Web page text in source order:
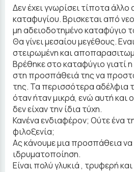
Δεν έχει γνωρίσει τίποτα άλλο
καταφυγίου. Βρισκεται από
μη αδειοδοτημένο καταφύγιο
Θα γίνει μεσαίου μεγέθους.
στειρωμένη και
Βρέθηκε στο καταφύγιο γιατί
στη προσπάθειά της να
της. Τα περισσότερα αδέλφια
όταν ήταν μικρά, ενώ αυτή και
δεν είχαν την ίδια τύχη.
Κανένα ενδιαφέρον; Ούτε ένα
φιλοξενία;
Ας κάνουμε μια προσπάθεια
ιδρυματοποίηση.
Είναι πολύ γλυκιά , τρυφερή